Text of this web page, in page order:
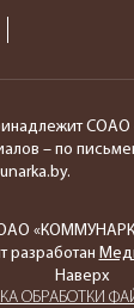
ОБРАБОТКИ
СОАО
– по
разработан
Наверх